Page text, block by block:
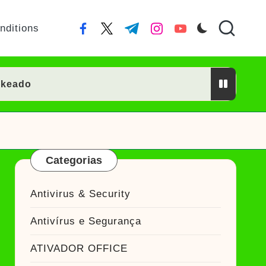
facebook.com
twitter.com
t.me instagram.com
youtube.com
Crackeado
Crackeado
Categorias
Antivirus & Security
Antivírus e Segurança
ATIVADOR OFFICE